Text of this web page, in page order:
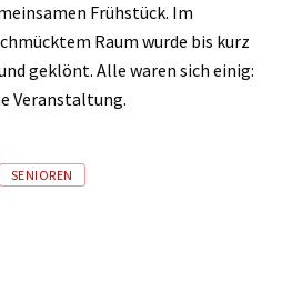
Frühstück. Im
Raum wurde bis kurz
geklönt. Alle waren sich einig:
Veranstaltung.
SENIOREN